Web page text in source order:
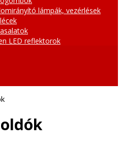
lámpák, vezérlések
LED reflektorok